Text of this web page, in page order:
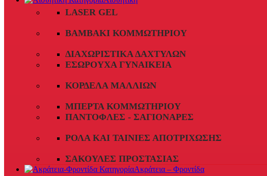
LASER GEL
ΒΑΜΒΆΚΙ ΚΟΜΜΩΤΗΡΊΟΥ
ΔΙΑΧΩΡΙΣΤΙΚΆ ΔΑΧΤΎΛΩΝ
ΕΣΏΡΟΥΧΑ ΓΥΝΑΙΚΕΊΑ
ΚΟΡΔΈΛΑ ΜΑΛΛΙΏΝ
ΜΠΈΡΤΑ ΚΟΜΜΩΤΗΡΊΟΥ
ΠΑΝΤΌΦΛΕΣ - ΣΑΓΙΟΝΆΡΕΣ
ΡΟΛΆ ΚΑΙ ΤΑΙΝΊΕΣ ΑΠΟΤΡΊΧΩΣΗΣ
ΣΑΚΟΎΛΕΣ ΠΡΟΣΤΑΣΊΑΣ
Ακράτεια – Φροντίδα